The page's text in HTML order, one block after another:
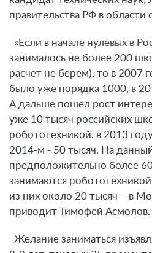
правительства РФ в области
«Если в начале нулевых в
занималось не более 200
расчет не берем), то в 2007
было уже порядка 1000, в
А дальше пошел рост
уже 10 тысяч российских
робототехникой, в 2013
2014-м - 50 тысяч. На
предположительно более
занимаются
из них около 20 тысяч – в
приводит Тимофей Асмолов.
Желание заниматься